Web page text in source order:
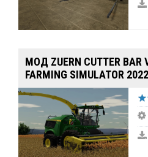
MOД ZUERN CUTTER
FARMING SIMULATOR 2022